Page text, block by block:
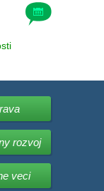
rozvoj
veci